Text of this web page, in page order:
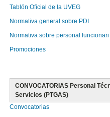
Tablón Oficial de la UVEG
Normativa general sobre PDI
Normativa sobre personal
Promociones
CONVOCATORIAS Personal
Servicios (PTGAS)
Convocatorias